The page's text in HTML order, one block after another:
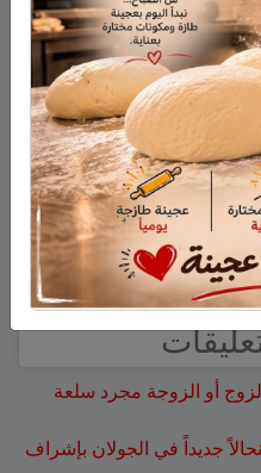
سليمان طراد من مجدل
سمارة من مجدل شمس
الطّالب.. قراءة مختلفة في
وراء تعثّر الطّالب
المفتوح في كلية تل حاي
الجولان بإشراف جمعية نحالي
أو الزوجة مجرد سلعة
تخريج 14 نحالاً جديداً في الجولان بإشراف